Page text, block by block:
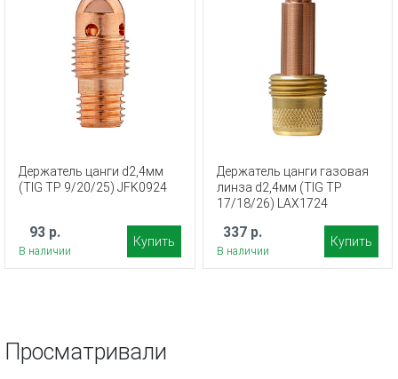
Держатель цанги d2,4мм
(TIG TP 9/20/25) JFK0924
93 р.
В наличии
Купить
Держатель цанги газовая
линза d2,4мм (TIG TP
17/18/26) LAX1724
337 р.
В наличии
Купить
Просматривали